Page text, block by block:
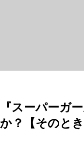
『スーパーガ
か？【そのと